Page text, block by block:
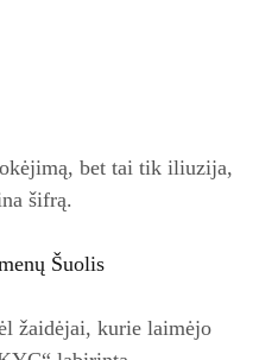
bet tai tik iliuzija,
šifrą.
Šuolis
žaidėjai, kurie laimėjo